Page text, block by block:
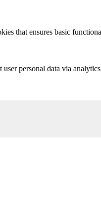
that ensures basic
personal data via